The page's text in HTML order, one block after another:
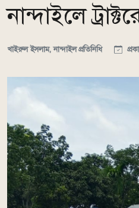
নান্দাইলে
খাইরুল ইসলাম, নান্দাইল প্রতিনিধি